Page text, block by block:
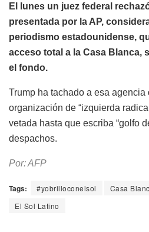
El lunes un juez federal
presentada por la AP,
periodismo estadounidense,
acceso total a la Casa Blanca,
el fondo.
Trump ha tachado a esa agencia
organización de “izquierda
vetada hasta que escriba “golfo
despachos.
Por: AFP
Tags: #yobrilloconelsol Casa
El Sol Latino